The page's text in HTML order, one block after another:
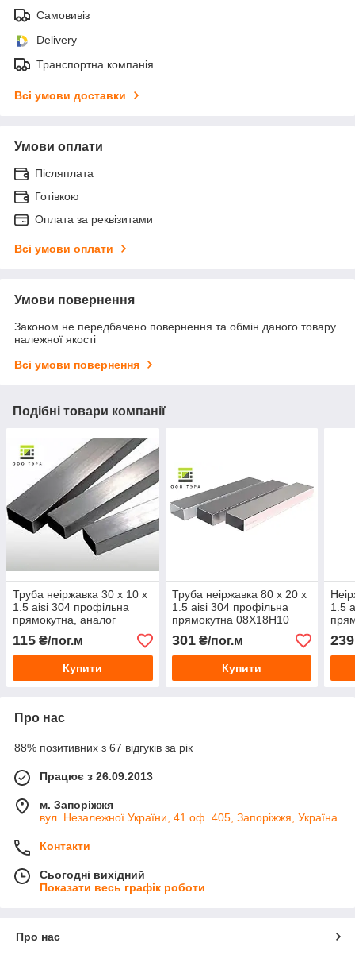
Самовивіз
Delivery
Транспортна компанія
Всі умови доставки
Умови оплати
Післяплата
Готівкою
Оплата за реквізитами
Всі умови оплати
Умови повернення
Законом не передбачено повернення та обмін даного товару
належної якості
Всі умови повернення
Подібні товари компанії
Труба неіржавка 30 х 10 х
1.5 aisi 304 профільна
прямокутна, аналог
08Х18Н10
115 ₴/пог.м
Купити
Труба неіржавка 80 х 20 х
1.5 aisi 304 профільна
прямокутна 08Х18Н10
301₴/пог.м
Купити
1.5
239
Про нас
88% позитивних з 67 відгуків за рік
Працює з 26.09.2013
м. Запоріжжя
вул. Незалежної України, 41 оф. 405, Запоріжжя, Україна
Контакти
Сьогодні вихідний
Показати весь графік роботи
Про нас